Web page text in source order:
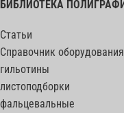
БИБЛИОТЕКА
Статьи
Справочник оборудования
гильотины
листоподборки
фальцевальные